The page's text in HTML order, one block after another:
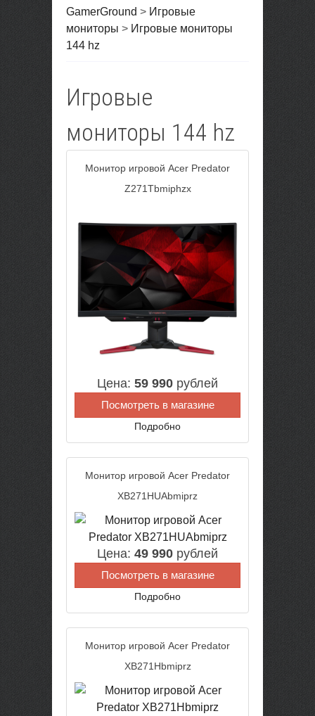
GamerGround > Игровые
мониторы > Игровые мониторы
144 hz
Игровые
мониторы 144 hz
Монитор игровой Acer Predator
Z271Tbmiphzx
Цена: 59 990 рублей
Посмотреть в магазине
Подробно
Монитор игровой Acer Predator
XB271HUAbmiprz
Цена: 49 990 рублей
Посмотреть в магазине
Подробно
Монитор игровой Acer Predator
XB271Hbmiprz